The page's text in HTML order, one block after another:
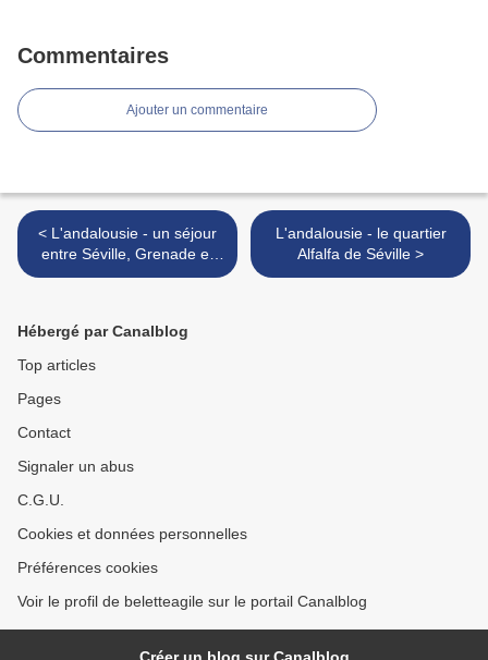
Commentaires
Ajouter un commentaire
< L'andalousie - un séjour
entre Séville, Grenade et
Cordoue
L'andalousie - le quartier
Alfalfa de Séville >
Hébergé par Canalblog
Top articles
Pages
Contact
Signaler un abus
C.G.U.
Cookies et données personnelles
Préférences cookies
Voir le profil de beletteagile sur le portail Canalblog